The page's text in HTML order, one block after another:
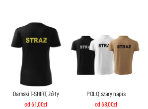
Damski T-SHIRT, żółty
od 61,00zł
POLO, szary napis
od 68,00zł